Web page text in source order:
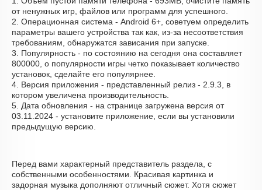
от ненужных игр, файлов или программ для успешного.
2. Операционная система - Android 6+, советуем определить
параметры вашего устройства так как, из-за несоответствия
требованиям, обнаружатся зависания при запуске.
3. Популярность - по состоянию на сегодня она составляет
800000, о популярности игры четко показывает количество
установок, сделайте его популярнее.
4. Версия приложения - представленный релиз - 2.9.3, в
котором увеличена производительность.
5. Дата обновления - на странице загружена версия от
03.11.2024 - установите приложение, если вы установили
предыдущую версию.
Перед вами характерный представитель раздела, с
собственными особенностями. Красивая картинка и
задорная музыка дополняют отличный сюжет. Хотя сюжет